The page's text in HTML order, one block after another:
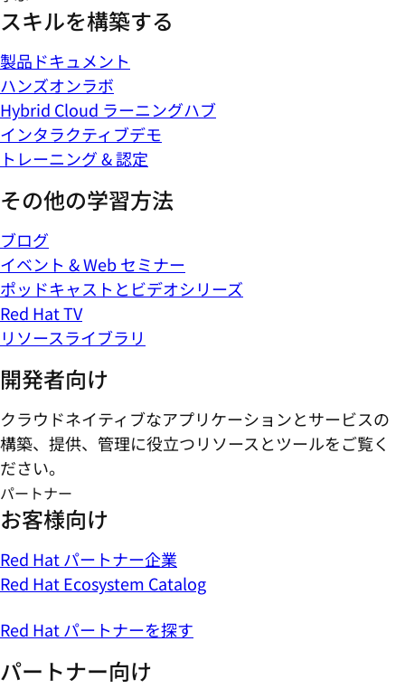
スキルを構築する
製品ドキュメント
ハンズオンラボ
Hybrid Cloud ラーニングハブ
インタラクティブデモ
トレーニング & 認定
その他の学習方法
ブログ
イベント & Web セミナー
ポッドキャストとビデオシリーズ
Red Hat TV
リソースライブラリ
開発者向け
クラウドネイティブなアプリケーションとサービスの
構築、提供、管理に役立つリソースとツールをご覧く
ださい。
パートナー
お客様向け
Red Hat パートナー企業
Red Hat Ecosystem Catalog
Red Hat パートナーを探す
パートナー向け